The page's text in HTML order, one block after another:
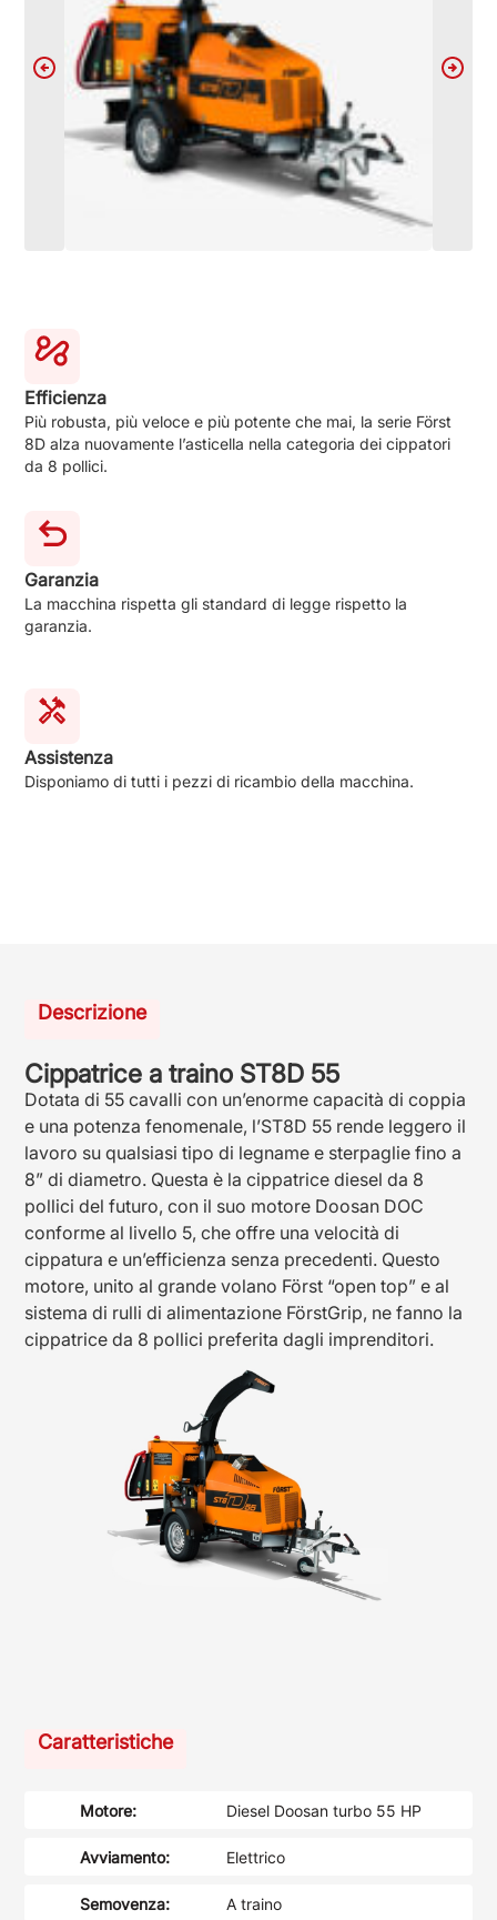
Efficienza
Più robusta, più veloce e più potente che mai, la serie Först
8D alza nuovamente l’asticella nella categoria dei cippatori
da 8 pollici.
Garanzia
La macchina rispetta gli standard di legge rispetto la
garanzia.
Assistenza
Disponiamo di tutti i pezzi di ricambio della macchina.
Descrizione
Cippatrice a traino ST8D 55
Dotata di 55 cavalli con un’enorme capacità di coppia
e una potenza fenomenale, l’ST8D 55 rende leggero il
lavoro su qualsiasi tipo di legname e sterpaglie fino a
8” di diametro. Questa è la cippatrice diesel da 8
pollici del futuro, con il suo motore Doosan DOC
conforme al livello 5, che offre una velocità di
cippatura e un’efficienza senza precedenti. Questo
motore, unito al grande volano Först “open top” e al
sistema di rulli di alimentazione FörstGrip, ne fanno la
cippatrice da 8 pollici preferita dagli imprenditori.
Caratteristiche
Motore: Diesel Doosan turbo 55 HP
Avviamento: Elettrico
Semovenza: A traino